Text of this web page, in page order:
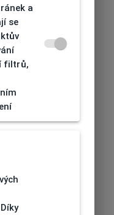
a
se
filtrů,